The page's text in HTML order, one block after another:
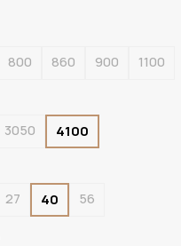
800 860 900
1100
3050
4100
27 40
56